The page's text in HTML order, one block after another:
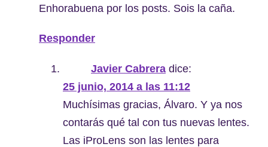
Enhorabuena por los posts. Sois la caña.
Responder
Javier Cabrera dice:
25 junio, 2014 a las 11:12
Muchísimas gracias, Álvaro. Y ya nos
contarás qué tal con tus nuevas lentes.
Las iProLens son las lentes para